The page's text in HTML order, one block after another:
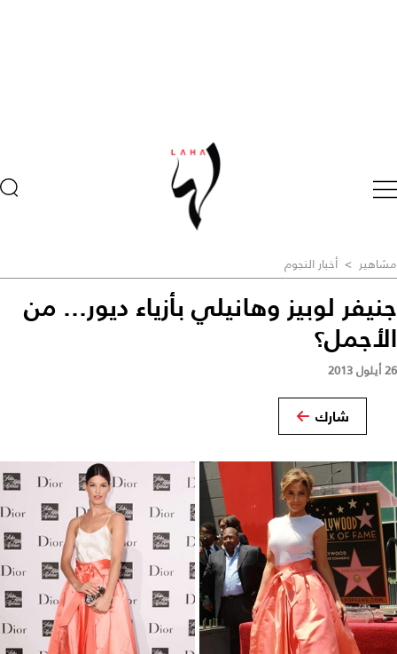
مشاهير > أخبار النجوم
جنيفر لوبيز وهانيلي بأزياء ديور... من
الأجمل؟
26 أيلول 2013
شارك